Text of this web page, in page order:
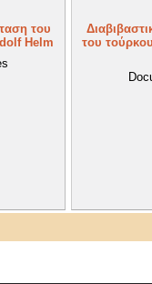
του
Helm
του